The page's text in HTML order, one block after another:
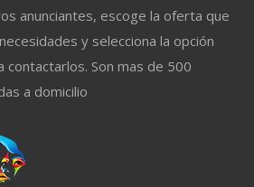
anunciantes, escoge la oferta que
y selecciona la opción
Son mas de 500
a domicilio